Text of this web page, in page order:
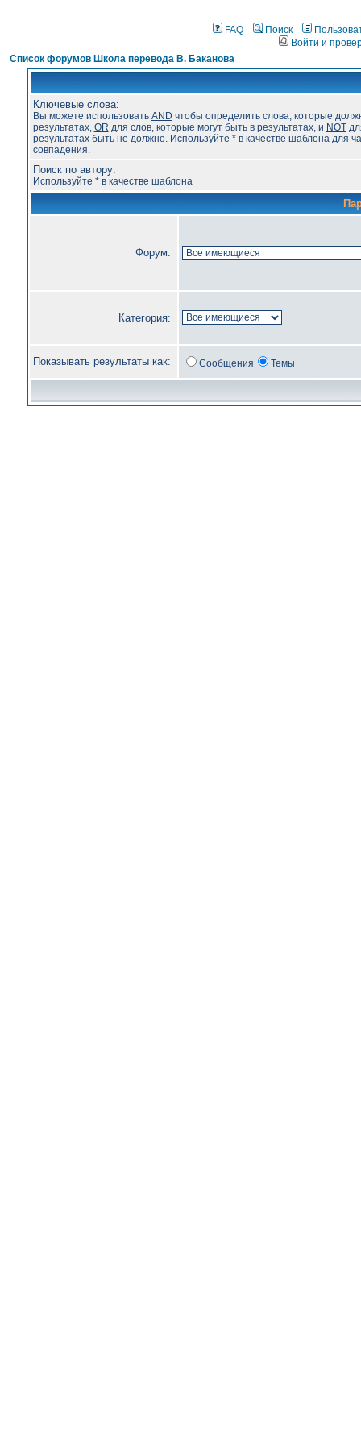
FAQ Поиск
Войти и
Список форумов Школа перевода В. Баканова
Ключевые слова:
Вы можете использовать AND чтобы определить слова, которые
результатах, OR для слов, которые могут быть в результатах, и NOT
результатах быть не должно. Используйте * в качестве шаблона для
совпадения.
Поиск по автору:
Используйте * в качестве шаблона
Форум:
Категория:
Показывать результаты как: Сообщения Темы